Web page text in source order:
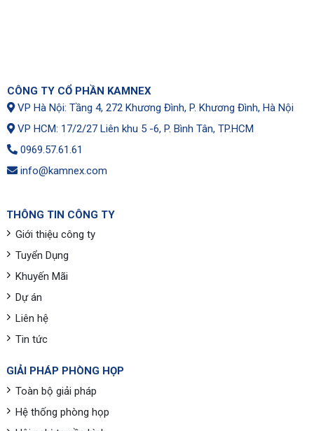
CÔNG TY CỔ PHẦN KAMNEX
VP Hà Nội: Tầng 4, 272 Khương Đình, P. Khương Đình, Hà Nội
VP HCM: 17/2/27 Liên khu 5 -6, P. Bình Tân, TP.HCM
0969.57.61.61
info@kamnex.com
THÔNG TIN CÔNG TY
Giới thiệu công ty
Tuyển Dụng
Khuyến Mãi
Dự án
Liên hệ
Tin tức
GIẢI PHÁP PHÒNG HỌP
Toàn bộ giải pháp
Hệ thống phòng họp